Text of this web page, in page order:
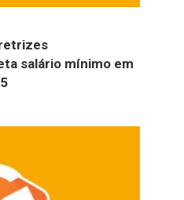
salário mínimo em